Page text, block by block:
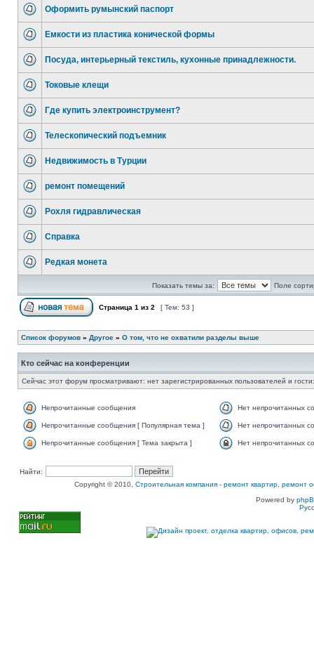
Оформить румынский паспорт
Емкости из пластика конической формы
Посуда, интерьерный текстиль, кухонные принадлежности.
Токовые клещи
Где купить электроинструмент?
Телескопический подъемник
Недвижимость в Турции
ремонт помещений
Рохля гидравлическая
Справка
Редкая монета
Показать темы за: Поле
Страница 1 из 2 [ Тем: 53 ]
Список форумов » Другое » О том, что не охватили разделы выше
Кто сейчас на конференции
Сейчас этот форум просматривают: нет зарегистрированных пользователей и
Непрочитанные сообщения Нет непрочитанных
Непрочитанные сообщения [ Популярная тема ] Нет непрочитанных
Непрочитанные сообщения [ Тема закрыта ] Нет непрочитанных
Найти:
Copyright © 2010, Строительная компания - ремонт квартир, ремонт
Powered by